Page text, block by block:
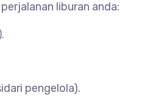
liburan anda:
pengelola).